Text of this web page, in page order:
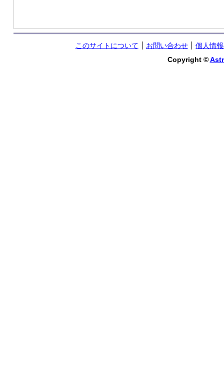
このサイトについて お問い合わせ
個人情
Copyright ©